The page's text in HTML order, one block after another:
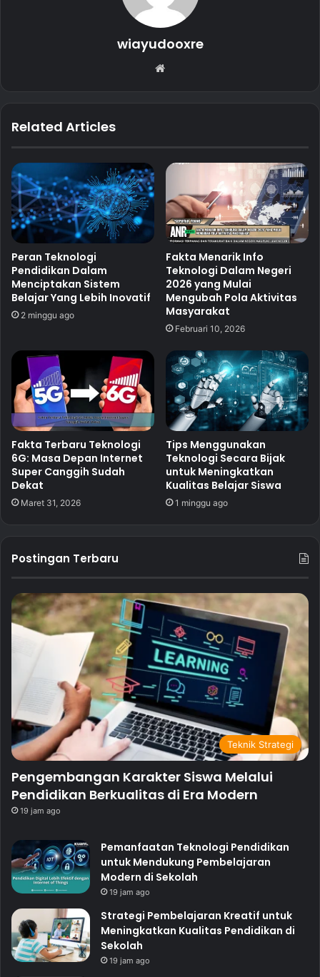
wiayudooxre
Related Articles
Peran Teknologi
Pendidikan Dalam
Menciptakan Sistem
Belajar Yang Lebih Inovatif
2 minggu ago
Fakta Menarik Info
Teknologi Dalam Negeri
2026 yang Mulai
Mengubah Pola Aktivitas
Masyarakat
Februari 10, 2026
Fakta Terbaru Teknologi
6G: Masa Depan Internet
Super Canggih Sudah
Dekat
Maret 31, 2026
Tips Menggunakan
Teknologi Secara Bijak
untuk Meningkatkan
Kualitas Belajar Siswa
1 minggu ago
Postingan Terbaru
Teknik Strategi
Pengembangan Karakter Siswa Melalui
Pendidikan Berkualitas di Era Modern
19 jam ago
Pemanfaatan Teknologi Pendidikan
untuk Mendukung Pembelajaran
Modern di Sekolah
19 jam ago
Strategi Pembelajaran Kreatif untuk
Meningkatkan Kualitas Pendidikan di
Sekolah
19 jam ago